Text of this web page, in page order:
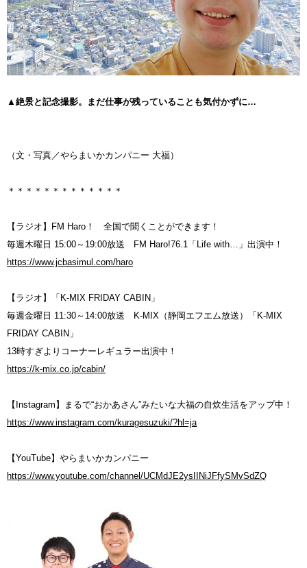
▲絶景と記念撮影。まだ仕事が残っていることも気付かずに…
（文・写真／やらまいかカンパニー 大福）
＊＊＊＊＊＊＊＊＊＊＊＊＊
【ラジオ】FM Haro！ 全国で聞くことができます！
毎週木曜日 15:00～19:00放送 FM Haro!76.1「Life with…」出演中！
https://www.jcbasimul.com/haro
【ラジオ】「K-MIX FRIDAY CABIN」
毎週金曜日 11:30～14:00放送 K-MIX（静岡エフエム放送）「K-MIX
FRIDAY CABIN」
13時すぎよりコーナーレギュラー出演中！
https://k-mix.co.jp/cabin/
【Instagram】まるで“おかあさん”みたいな大福の自炊生活をアップ中！
https://www.instagram.com/kuragesuzuki/?hl=ja
【YouTube】やらまいかカンパニー
https://www.youtube.com/channel/UCMdJE2ysIINiJFfySMvSdZQ